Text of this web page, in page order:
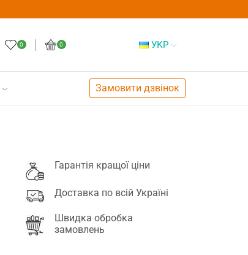
0 0 УКР
Замовити дзвінок
Гарантія кращої ціни
Доставка по всій Україні
Швидка обробка
замовлень